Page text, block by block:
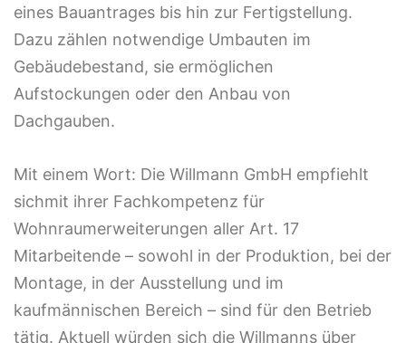
eines Bauantrages bis hin zur Fertigstellung.
Dazu zählen notwendige Umbauten im
Gebäudebestand, sie ermöglichen
Aufstockungen oder den Anbau von
Dachgauben.
Mit einem Wort: Die Willmann GmbH empfiehlt
sichmit ihrer Fachkompetenz für
Wohnraumerweiterungen aller Art. 17
Mitarbeitende – sowohl in der Produktion, bei der
Montage, in der Ausstellung und im
kaufmännischen Bereich – sind für den Betrieb
tätig. Aktuell würden sich die Willmanns über